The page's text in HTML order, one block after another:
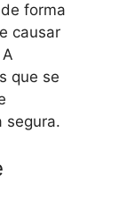
forma
causar
que se
segura.